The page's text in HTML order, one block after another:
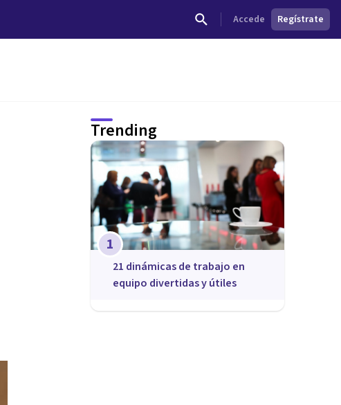
Accede Regístrate
Trending
1
21 dinámicas de trabajo en
equipo divertidas y útiles